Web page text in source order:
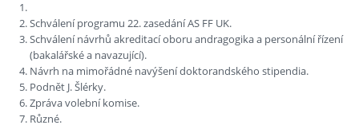
Schválení programu 22. zasedání AS FF UK.
Schválení návrhů akreditací oboru andragogika a personální řízení
(bakalářské a navazující).
Návrh na mimořádné navýšení doktorandského stipendia.
Podnět J. Šlérky.
Zpráva volební komise.
Různé.